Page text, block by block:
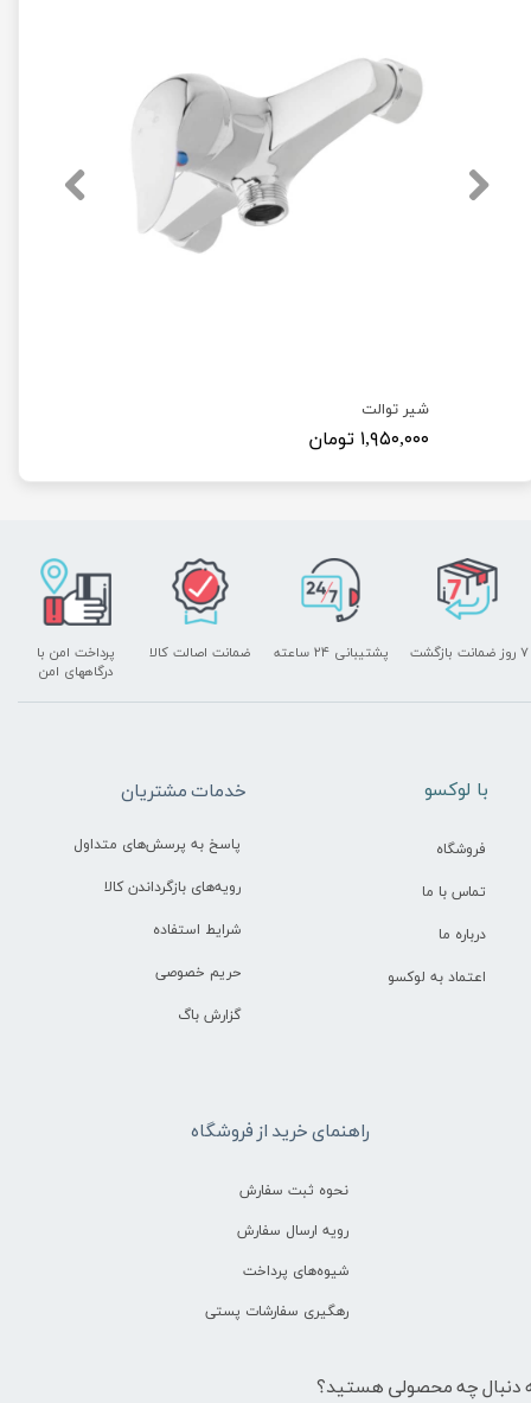
شیر توالت
۱,۹۵۰,۰۰۰ تومان
پشتیبانی ۲۴ ساعته
پرداخت امن با
درگاههای امن
۷ روز ضمانت بازگشت ضمانت اصالت کالا
راهنمای خرید از فروشگاه
نحوه ثبت سفارش
رویه ارسال سفارش
شیوه‌های پرداخت
رهگیری سفارشات پستی
خدمات مشتریان
پاسخ به پرسش‌های متداول
رویه‌های بازگرداندن کالا
شرایط استفاده
حریم خصوصی
گزارش باگ
​با لوکسو
فروشگاه
تماس با ما
درباره ما
اعتماد به لوکسو
دنبال چه محصولی هستید؟